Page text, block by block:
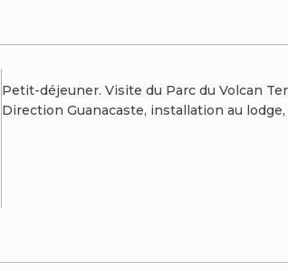
Petit-déjeuner. Visite du Parc du Volcan
Direction Guanacaste, installation au